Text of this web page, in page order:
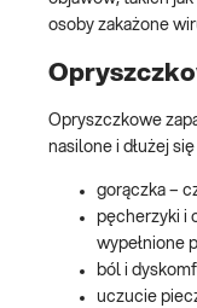
osoby zakażone
Opryszczkowe
nasilone i dłużej
gorączka –
pęcherzyki i
wypełnione
ból i
uczucie